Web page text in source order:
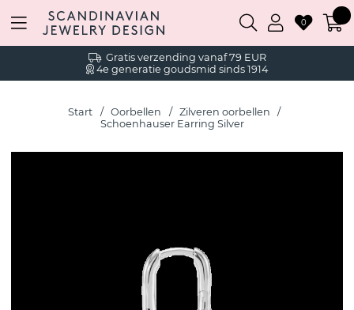
Gratis verzending vanaf 79 EUR
4e generatie goudsmid sinds 1914
0
Start Oorbellen
Zilveren oorbellen
Schoenhauser Earring Silver